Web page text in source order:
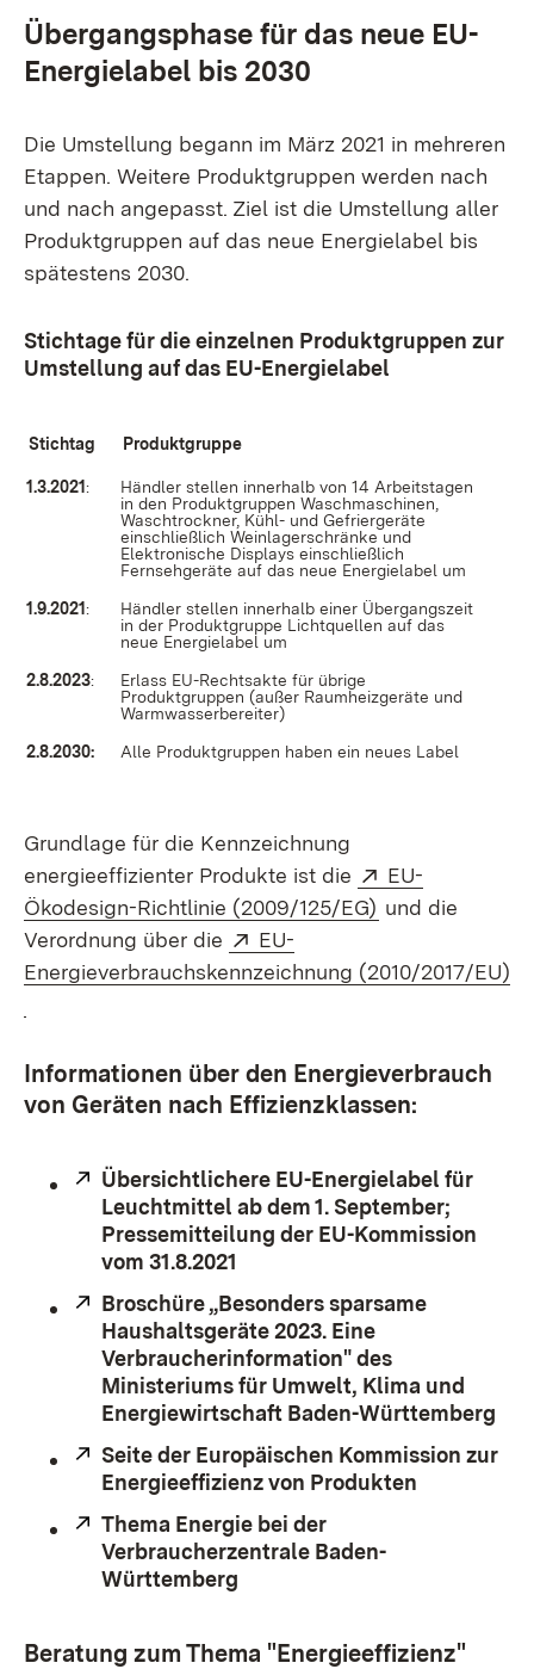
Übergangsphase für das neue EU-
Energielabel bis 2030
Die Umstellung begann im März 2021 in mehreren
Etappen. Weitere Produktgruppen werden nach
und nach angepasst. Ziel ist die Umstellung aller
Produktgruppen auf das neue Energielabel bis
spätestens 2030.
Stichtage für die einzelnen Produktgruppen zur
Umstellung auf das EU-Energielabel
Stichtag Produktgruppe
1.3.2021:
Händler stellen innerhalb von 14 Arbeitstagen
in den Produktgruppen Waschmaschinen,
Waschtrockner, Kühl- und Gefriergeräte
einschließlich Weinlagerschränke und
Elektronische Displays einschließlich
Fernsehgeräte auf das neue Energielabel um
1.9.2021:
Händler stellen innerhalb einer Übergangszeit
in der Produktgruppe Lichtquellen auf das
neue Energielabel um
2.8.2023:
Erlass EU-Rechtsakte für übrige
Produktgruppen (außer Raumheizgeräte und
Warmwasserbereiter)
2.8.2030:
Alle Produktgruppen haben ein neues Label
Grundlage für die Kennzeichnung
energieeffizienter Produkte ist die
Extern:
EU-
Ökodesign-Richtlinie (2009/125/EG) (Öffnet in
und die
Verordnung über die
Extern:
EU-
Energieverbrauchskennzeichnung (2010/2017/EU)
Informationen über den Energieverbrauch
von Geräten nach Effizienzklassen:
Extern:
Übersichtlichere EU-Energielabel für
Leuchtmittel ab dem 1. September;
Pressemitteilung der EU-Kommission
vom 31.8.2021
Extern:
Broschüre „Besonders sparsame
Haushaltsgeräte 2023. Eine
Verbraucherinformation" des
Ministeriums für Umwelt, Klima und
Energiewirtschaft Baden-Württemberg
Extern:
Seite der Europäischen Kommission zur
Energieeffizienz von Produkten
Extern:
Thema Energie bei der
Verbraucherzentrale Baden-
Württemberg
Beratung zum Thema "Energieeffizienz"